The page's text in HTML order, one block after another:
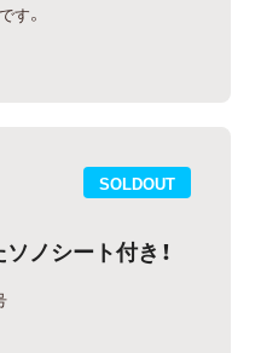
す。
SOLDOUT
ノシート付き！